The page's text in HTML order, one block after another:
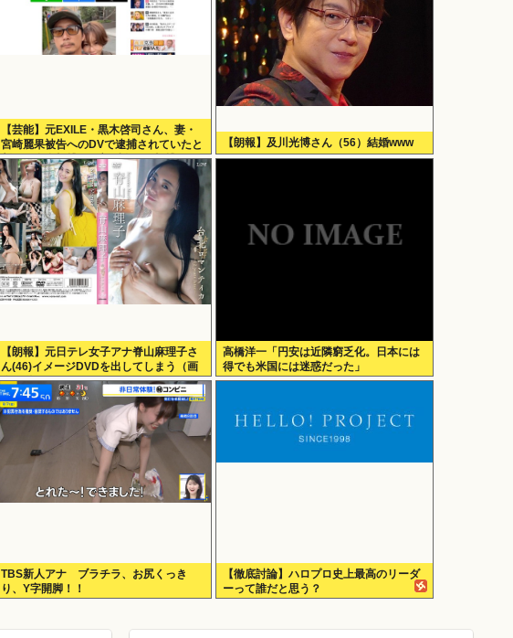
【芸能】元EXILE・黒木啓司さん、妻・
宮崎麗果被告へのDVで逮捕されていたと
判明（全身打撲、頭部裂傷及び打撲、頸
部損傷）
【朗報】及川光博さん（56）結婚www
【朗報】元日テレ女子アナ脊山麻理子さ
ん(46)イメージDVDを出してしまう（画
像・動画あり）
高橋洋一「円安は近隣窮乏化。日本には
得でも米国には迷惑だった」
TBS新人アナ ブラチラ、お尻くっき
り、Y字開脚！！
【徹底討論】ハロプロ史上最高のリーダ
ーって誰だと思う？